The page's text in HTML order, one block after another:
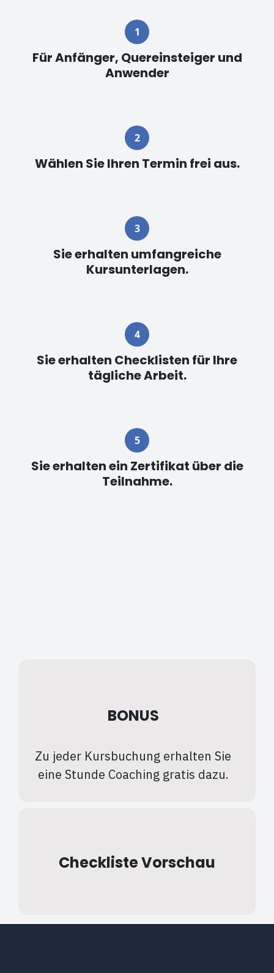
Für Anfänger, Quereinsteiger und
Anwender
Wählen Sie Ihren Termin frei aus.
Sie erhalten umfangreiche
Kursunterlagen.
Sie erhalten Checklisten für Ihre
tägliche Arbeit.
Sie erhalten ein Zertifikat über die
Teilnahme.
BONUS
Zu jeder Kursbuchung erhalten Sie
eine Stunde Coaching gratis dazu.
Checkliste Vorschau